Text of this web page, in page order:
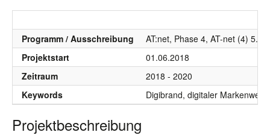
Programm / Ausschreibung
AT:net, Phase 4, AT-net (4) 5.
Projektstart
01.06.2018
Zeitraum
2018 - 2020
Keywords
Digibrand, digitaler
Projektbeschreibung